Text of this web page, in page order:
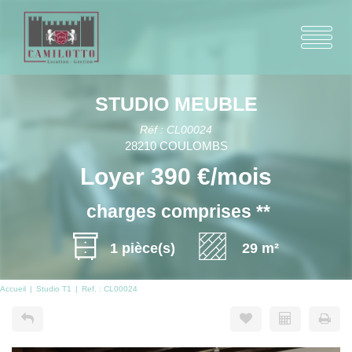
STUDIO MEUBLE
Réf : CL00024
28210 COULOMBS
Loyer 390 €/mois
charges comprises **
1 pièce(s) 29 m²
Accueil Studio T1 Ref. : CL00024